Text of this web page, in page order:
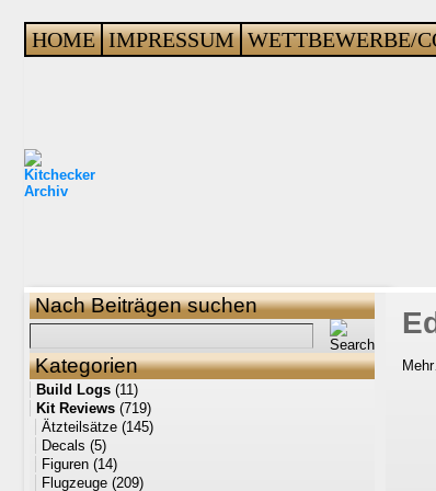
HOME IMPRESSUM WETTBEWERBE/
Nach Beiträgen suchen
Kategorien
Build Logs (11)
Kit Reviews (719)
Ätzteilsätze (145)
Decals (5)
Figuren (14)
Flugzeuge (209)